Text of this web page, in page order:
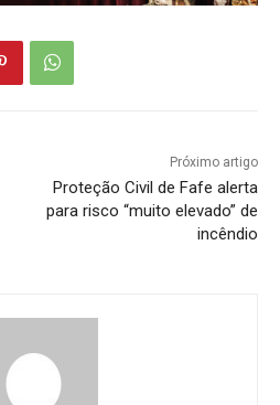
Próximo artigo
Proteção Civil de Fafe alerta
para risco “muito elevado” de
incêndio